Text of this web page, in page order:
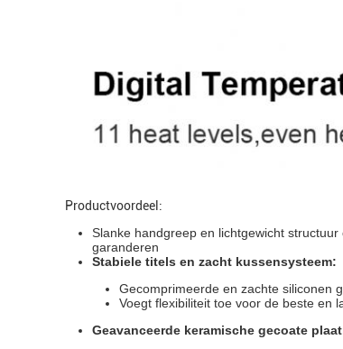
Productvoordeel:
Slanke handgreep en lichtgewicht
garanderen
Stabiele titels en zacht kussensysteem:
Gecomprimeerde en zachte siliconen
Voegt flexibiliteit toe voor de beste en
Geavanceerde keramische gecoate